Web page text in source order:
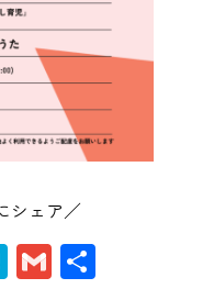
シェア／
Hatena
Gmail